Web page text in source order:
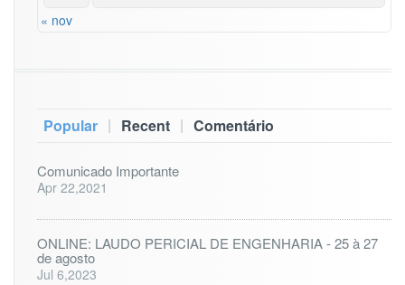
« nov
Popular | Recent | Comentário
Comunicado Importante
Apr 22,2021
ONLINE: LAUDO PERICIAL DE ENGENHARIA - 25 à 27
de agosto
Jul 6,2023